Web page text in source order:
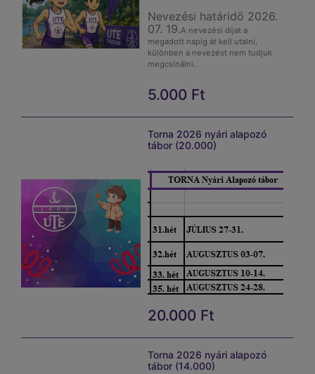
Nevezési határidő 2026.
07. 19.A nevezési díjat a
megadott napig át kell utalni,
különben a nevezést nem tudjuk
megcsinálni.
Nevezési díjak:
gyermek-serdülő 5,000
Ft
ifi-junior: 6,000 Ft
5.000 Ft
Torna 2026 nyári alapozó
tábor (20.000)
EÜ nyilatkozat
20.000 Ft
Torna 2026 nyári alapozó
tábor (14.000)